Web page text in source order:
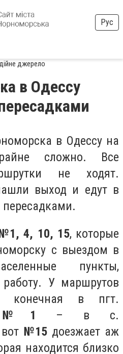
Рус
джерело
в Одессу
в Одессу на
сложно. Все
не ходят.
выход и едут в
1, 4, 10, 15, которые
с выездом в
пункты,
У маршрутов
конечная в пгт.
№1 – в с.
№15 доезжает аж
находится близко